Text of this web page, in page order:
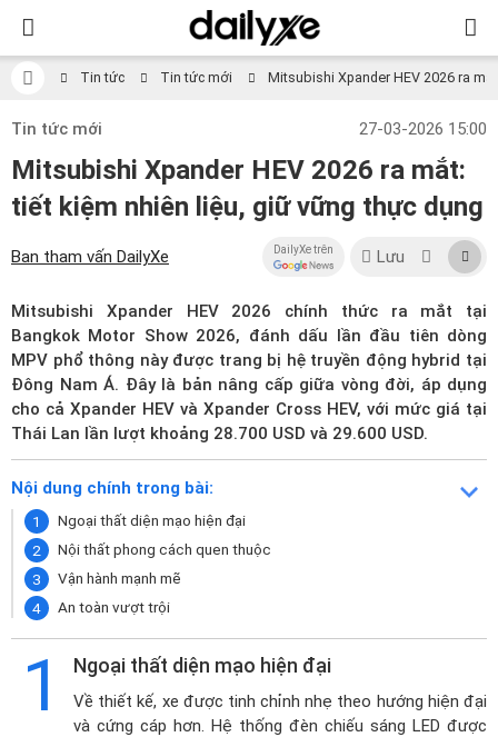
Tin tức Tin tức mới Mitsubishi Xpander HEV 2026 ra
Tin tức mới 27-03-2026 15:00
Mitsubishi Xpander HEV 2026 ra mắt:
tiết kiệm nhiên liệu, giữ vững thực dụng
Ban tham vấn DailyXe DailyXe trên Lưu
Mitsubishi Xpander HEV 2026 chính thức ra mắt tại
Bangkok Motor Show 2026, đánh dấu lần đầu tiên dòng
MPV phổ thông này được trang bị hệ truyền động hybrid tại
Đông Nam Á. Đây là bản nâng cấp giữa vòng đời, áp dụng
cho cả Xpander HEV và Xpander Cross HEV, với mức giá tại
Thái Lan lần lượt khoảng 28.700 USD và 29.600 USD.
Nội dung chính trong bài:
Ngoại thất diện mạo hiện đại
Nội thất phong cách quen thuộc
Vận hành mạnh mẽ
An toàn vượt trội
1 Ngoại thất diện mạo hiện đại
Về thiết kế, xe được tinh chỉnh nhẹ theo hướng hiện đại
và cứng cáp hơn. Hệ thống đèn chiếu sáng LED được